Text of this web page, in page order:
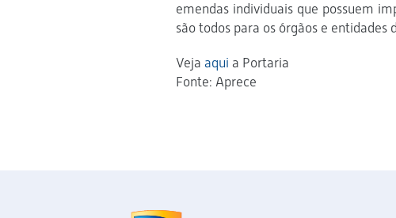
emendas individuais que possuem
são todos para os órgãos e
Veja aqui a Portaria
Fonte: Aprece